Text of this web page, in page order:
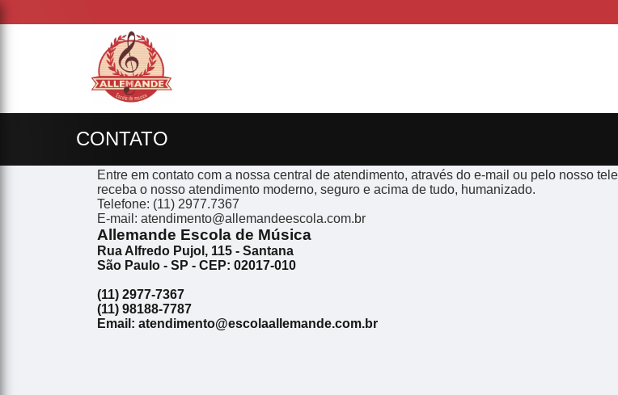
CONTATO
Entre em contato com a nossa central de atendimento, através do e-mail ou pelo nosso
receba o nosso atendimento moderno, seguro e acima de tudo, humanizado.
Telefone: (11) 2977.7367
E-mail: atendimento@allemandeescola.com.br
Allemande Escola de Música
Rua Alfredo Pujol, 115 - Santana
São Paulo - SP - CEP: 02017-010
(11) 2977-7367
(11) 98188-7787
Email: atendimento@escolaallemande.com.br